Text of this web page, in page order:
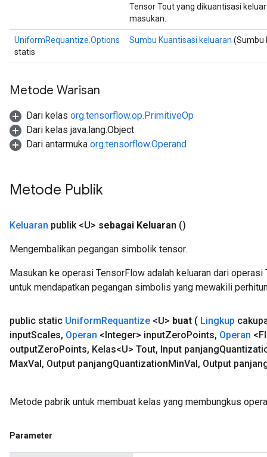
Tensor Tout yang dikuantisasi
masukan.
UniformRequantize.Options
statis
Sumbu Kuantisasi keluaran (Sumbu
Metode Warisan
Dari kelas org.tensorflow.op.PrimitiveOp
Dari kelas java.lang.Object
Dari antarmuka org.tensorflow.Operand
Metode Publik
Keluaran publik <U> sebagai Keluaran ()
Mengembalikan pegangan simbolik tensor.
Masukan ke operasi TensorFlow adalah keluaran dari
untuk mendapatkan pegangan simbolis yang mewakili
public static UniformRequantize <U> buat ( Lingkup
inputScales, Operan <Integer> inputZeroPoints, Operan
outputZeroPoints, Kelas<U> Tout, Input panjang
MaxVal, Output panjangQuantizationMinVal, Output
Metode pabrik untuk membuat kelas yang membungkus
Parameter